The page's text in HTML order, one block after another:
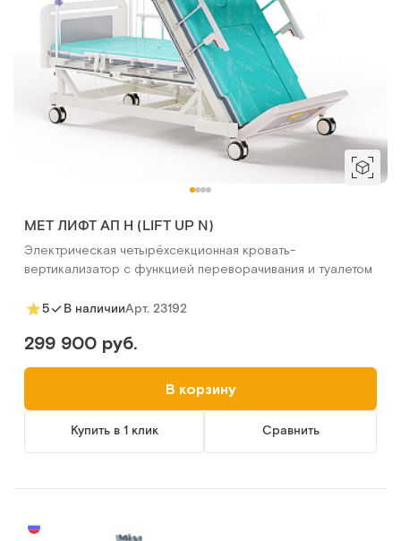
МЕТ ЛИФТ АП Н (LIFT UP N)
Электрическая четырёхсекционная кровать-
вертикализатор с функцией переворачивания и туалетом
5 В наличииАрт. 23192
299 900 руб.
В корзину
Купить в 1 клик Сравнить